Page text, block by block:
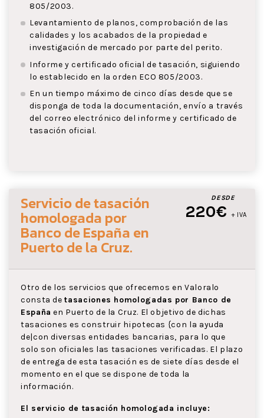
805/2003.
Levantamiento de planos, comprobación de las
calidades y los acabados de la propiedad e
investigación de mercado por parte del perito.
Informe y certificado oficial de tasación, siguiendo
lo establecido en la orden ECO 805/2003.
En un tiempo máximo de cinco días desde que se
disponga de toda la documentación, envío a través
del correo electrónico del informe y certificado de
tasación oficial.
DESDE
220€ + IVA
Servicio de tasación
homologada por
Banco de España en
Puerto de la Cruz.
Otro de los servicios que ofrecemos en Valoralo
consta detasaciones homologadas por Banco de
España en Puerto de la Cruz. El objetivo de dichas
tasaciones es construir hipotecas {con la ayuda
de|con diversas entidades bancarias, para lo que
solo son oficiales las tasaciones verificadas. El plazo
de entrega de esta tasación es de siete días desde el
momento en el que se dispone de toda la
información.
El servicio de tasación homologada incluye: